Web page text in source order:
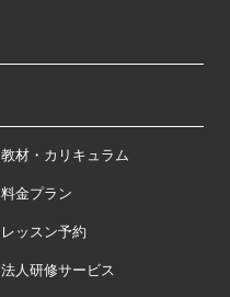
教材・カリキュラム
料金プラン
レッスン予約
法人研修サービス